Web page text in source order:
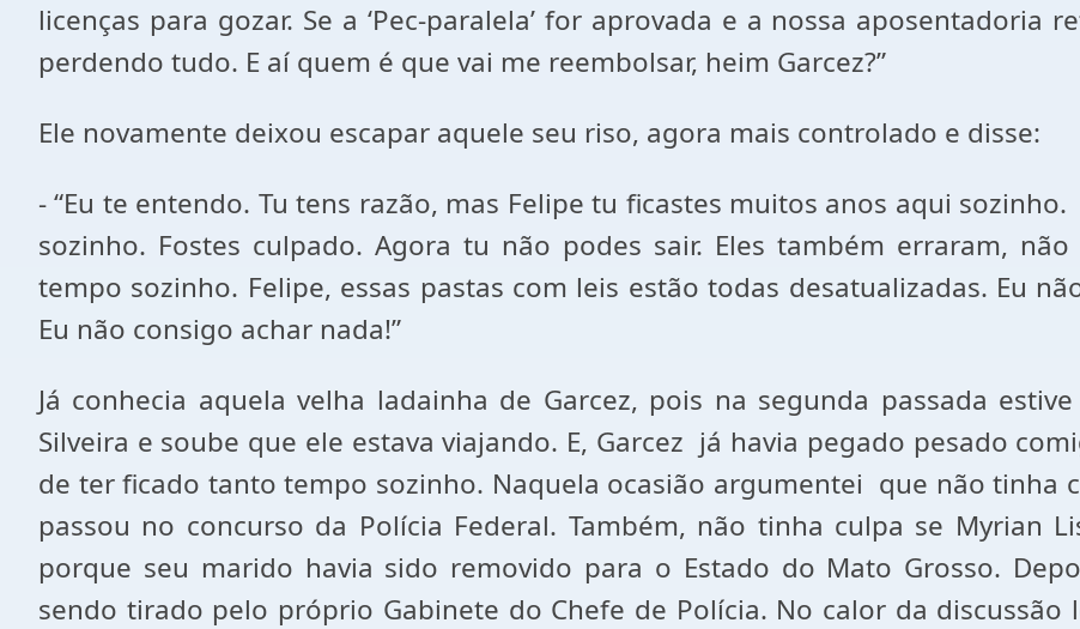
licenças para gozar. Se a ‘Pec-paralela’ for aprovada e a nossa
perdendo tudo. E aí quem é que vai me reembolsar, heim Garcez?”
Ele novamente deixou escapar aquele seu riso, agora mais controlado e disse:
- “Eu te entendo. Tu tens razão, mas Felipe tu ficastes muitos anos aqui
sozinho. Fostes culpado. Agora tu não podes sair. Eles também erraram,
tempo sozinho. Felipe, essas pastas com leis estão todas desatualizadas. Eu
Eu não consigo achar nada!”
Já conhecia aquela velha ladainha de Garcez, pois na segunda passada
Silveira e soube que ele estava viajando. E, Garcez já havia pegado pesado
de ter ficado tanto tempo sozinho. Naquela ocasião argumentei que não tinha
passou no concurso da Polícia Federal. Também, não tinha culpa se Myrian
porque seu marido havia sido removido para o Estado do Mato Grosso.
sendo tirado pelo próprio Gabinete do Chefe de Polícia. No calor da discussão